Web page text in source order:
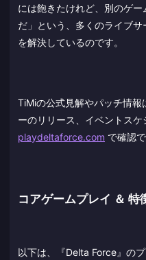
には飽きたけれど、別のゲ
だ」という、多くのライブ
を解決しているのです。
TiMiの公式見解やパッチ情報
ーのリリース、イベントス
playdeltaforce.com で確認で
コアゲームプレイ ＆ 特
以下は、『Delta Force』の